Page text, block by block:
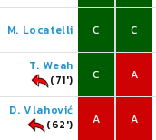
M. Locatelli C
T. Weah
(71')
C
D. Vlahović
(62')
A
C
A
A